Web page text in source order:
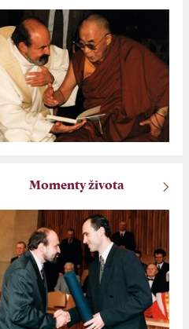
Momenty života